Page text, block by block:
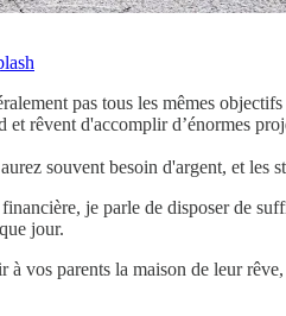
pas tous les mêmes
et rêvent d'accomplir d’énormes
souvent besoin d'argent, et les
je parle de disposer de
jour.
vos parents la maison de leur